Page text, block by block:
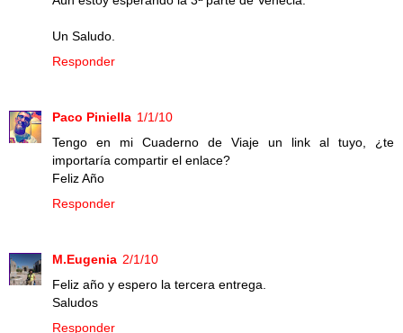
Un Saludo.
Responder
Paco Piniella 1/1/10
Tengo en mi Cuaderno de Viaje un link al tuyo, ¿te
importaría compartir el enlace?
Feliz Año
Responder
M.Eugenia 2/1/10
Feliz año y espero la tercera entrega.
Saludos
Responder